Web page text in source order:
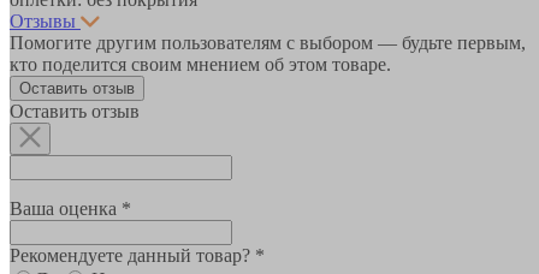
Отзывы
Помогите другим пользователям с выбором — будьте первым,
кто поделится своим мнением об этом товаре.
Оставить отзыв
Оставить отзыв
Ваша оценка *
Рекомендуете данный товар? *